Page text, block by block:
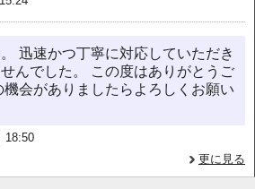
迅速かつ丁寧に対応していただき
んでした。 この度はありがとうご
機会がありましたらよろしくお願い
18:50
更に見る